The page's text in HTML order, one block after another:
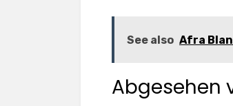
See also Afra
Abgesehen